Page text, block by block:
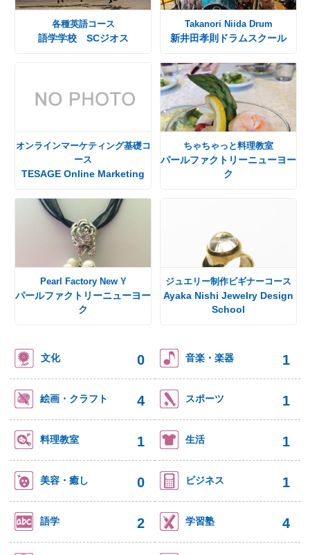
各種英語コース
語学学校 SCジオス
Takanori Niida Drum
新井田孝則ドラムスクール
オンラインマーケティング基礎コ
ース
TESAGE Online Marketing
ちゃちゃっと料理教室
パールファクトリーニューヨー
ク
Pearl Factory New Y
パールファクトリーニューヨー
ク
ジュエリー制作ビギナーコース
Ayaka Nishi Jewelry Design
School
文化 0 音楽・楽器 1
絵画・クラフト 4 スポーツ 1
料理教室 1 生活 1
美容・癒し 0 ビジネス 1
語学 2 学習塾 4